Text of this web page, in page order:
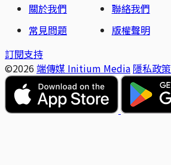
關於我們
聯絡我們
常見問題
版權聲明
訂閱支持
©2026 端傳媒 Initium Media 隱私政策